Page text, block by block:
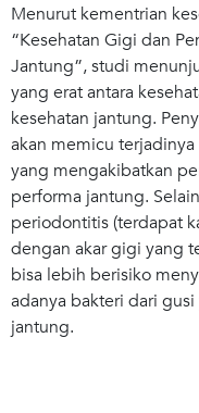
Menurut kementrian
“Kesehatan Gigi dan
Jantung”, studi
yang erat antara
kesehatan jantung.
akan memicu
yang mengakibatkan
performa jantung.
periodontitis (terdapat
dengan akar gigi yang
bisa lebih berisiko
adanya bakteri dari
jantung.